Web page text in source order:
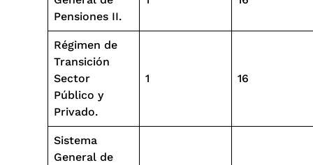
Pensiones II.
Régimen de
Transición
Sector
Público y
Privado.
1 16
Sistema
General de